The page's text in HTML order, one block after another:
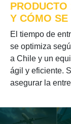
Y CÓMO
El tiempo de
se optimiza
a Chile y un
ágil y eficiente.
asegurar la